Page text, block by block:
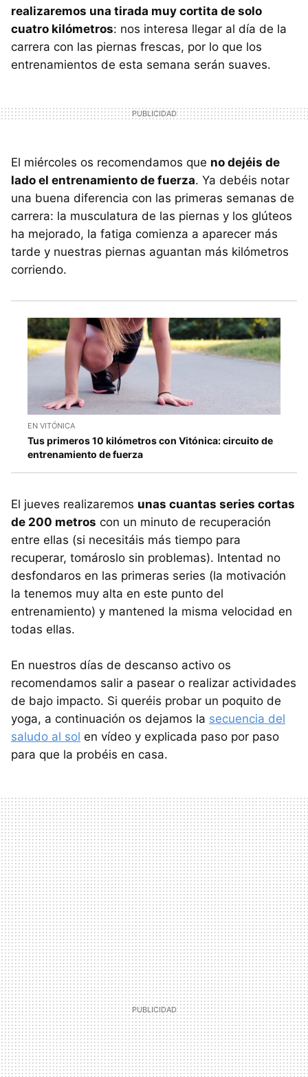
realizaremos una tirada muy cortita de solo
cuatro kilómetros: nos interesa llegar al día de la
carrera con las piernas frescas, por lo que los
entrenamientos de esta semana serán suaves.
El miércoles os recomendamos que no dejéis de
lado el entrenamiento de fuerza. Ya debéis notar
una buena diferencia con las primeras semanas de
carrera: la musculatura de las piernas y los glúteos
ha mejorado, la fatiga comienza a aparecer más
tarde y nuestras piernas aguantan más kilómetros
corriendo.
EN VITÓNICA
Tus primeros 10 kilómetros con Vitónica: circuito de
entrenamiento de fuerza
El jueves realizaremos unas cuantas series cortas
de 200 metros con un minuto de recuperación
entre ellas (si necesitáis más tiempo para
recuperar, tomároslo sin problemas). Intentad no
desfondaros en las primeras series (la motivación
la tenemos muy alta en este punto del
entrenamiento) y mantened la misma velocidad en
todas ellas.
En nuestros días de descanso activo os
recomendamos salir a pasear o realizar actividades
de bajo impacto. Si queréis probar un poquito de
yoga, a continuación os dejamos la secuencia del
saludo al sol en vídeo y explicada paso por paso
para que la probéis en casa.